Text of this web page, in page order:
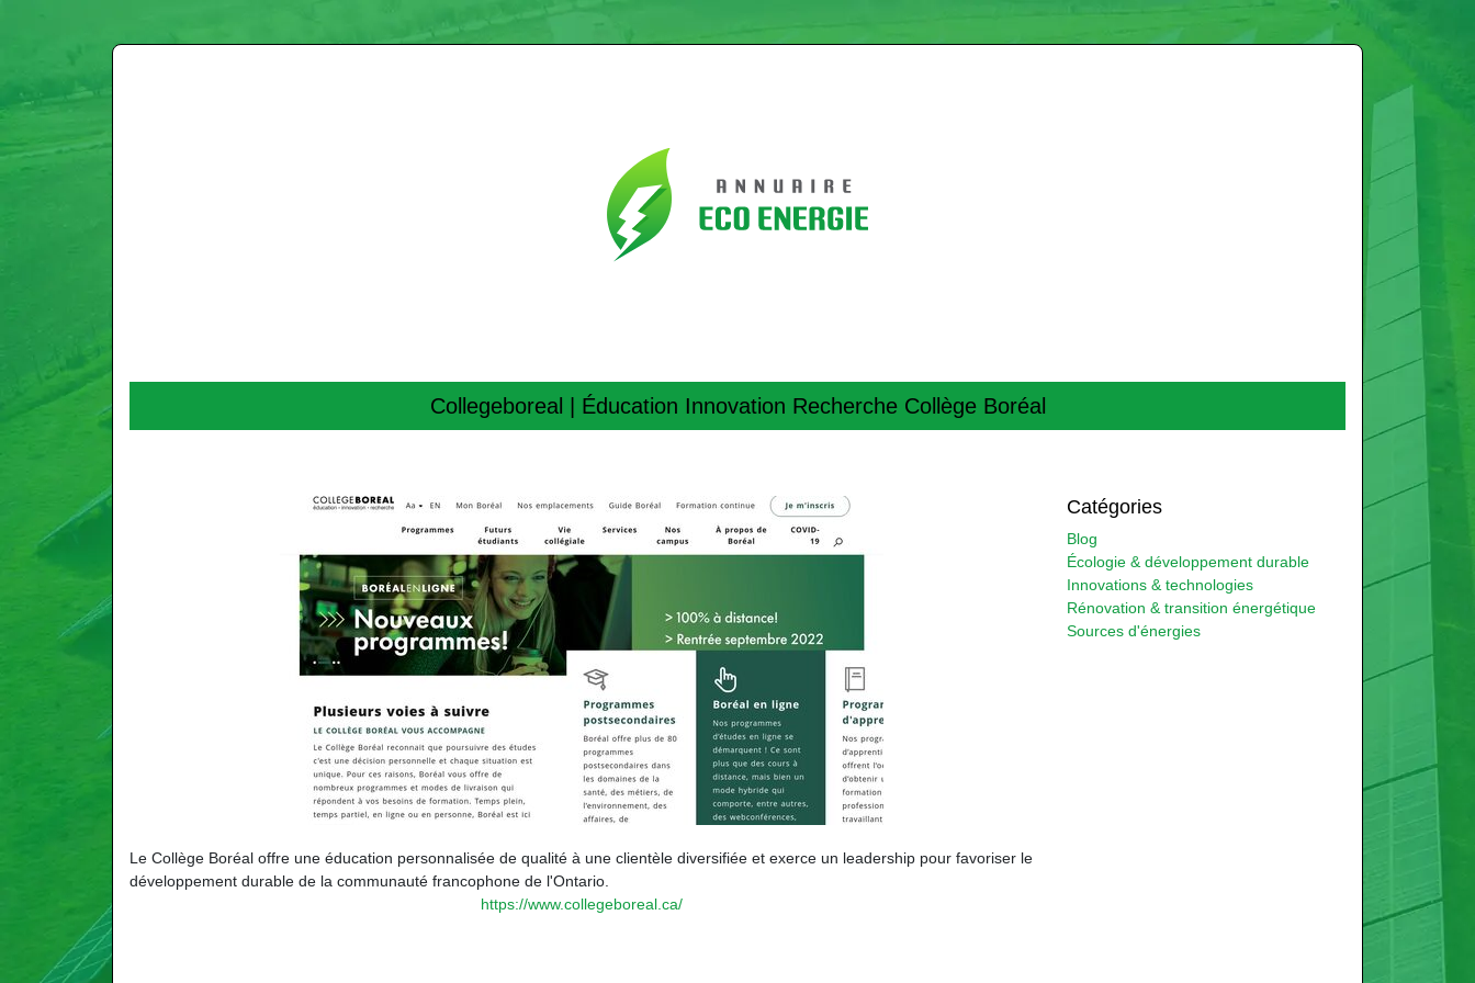
Col­legebo­real | Éducation Innovation Recherche Collège Boréal
Le Collège Boréal offre une éducation personnalisée de qualité à une clientèle diversifiée et exerce un leadership pour favoriser le
développement durable de la communauté francophone de l'Ontario.
https://www.collegeboreal.ca/
Catégories
Blog
Écologie & développement durable
Innovations & technologies
Rénovation & transition énergétique
Sources d'énergies